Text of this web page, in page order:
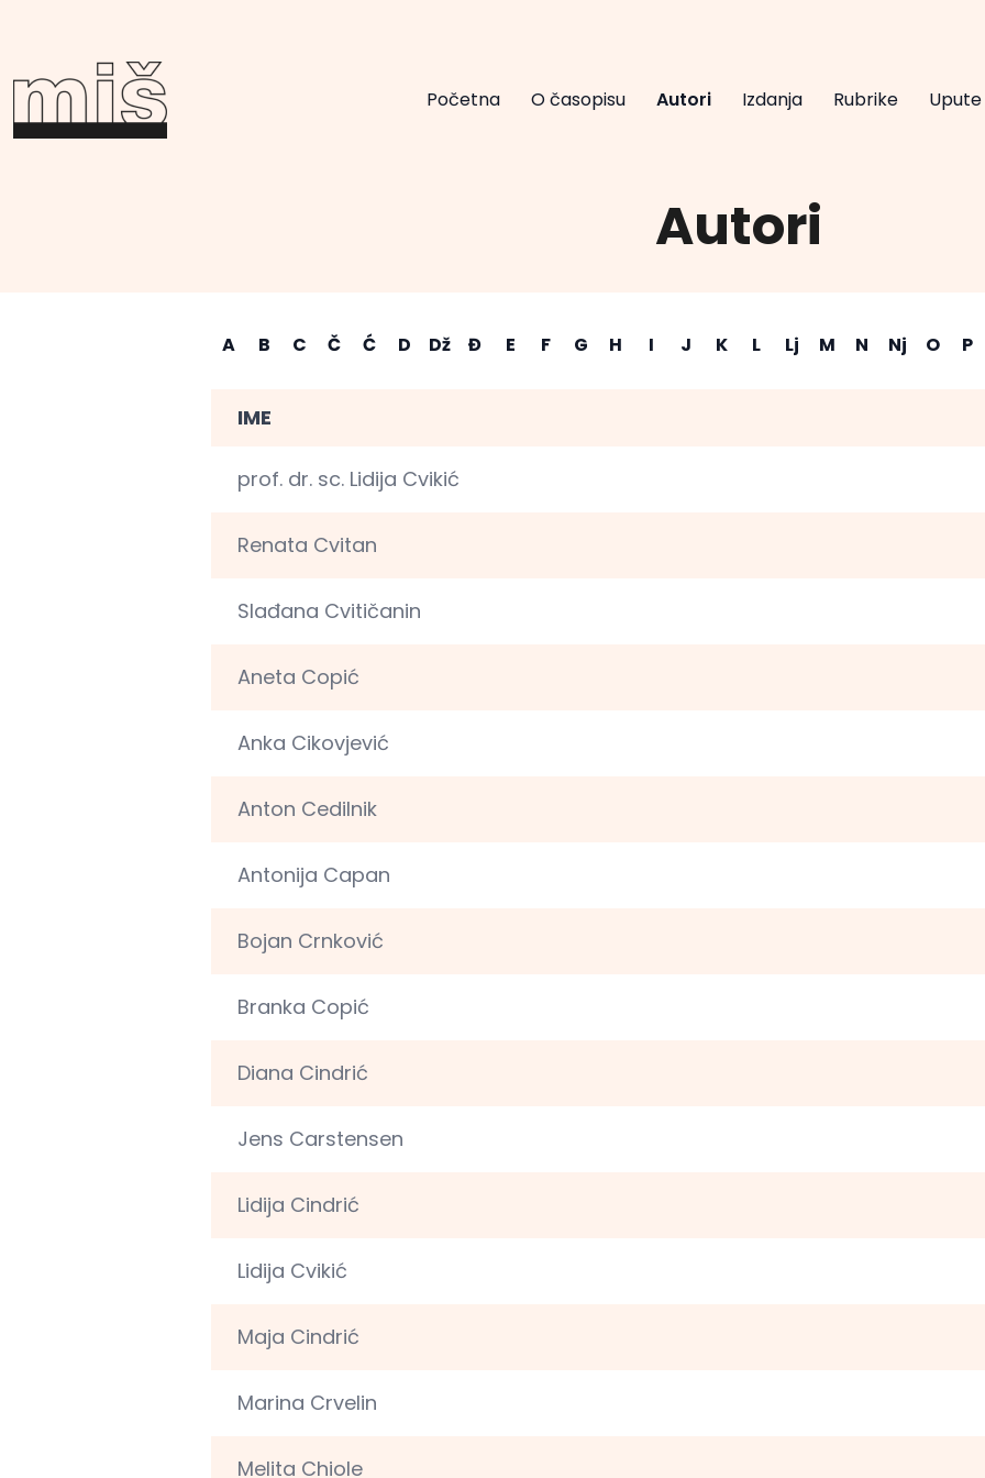
Početna O časopisu Autori Izdanja Rubrike Upute
Autori
A B C Č Ć D Dž Đ E F G H I J K L Lj M N Nj O P
IME
prof. dr. sc. Lidija Cvikić
Renata Cvitan
Slađana Cvitičanin
Aneta Copić
Anka Cikovjević
Anton Cedilnik
Antonija Capan
Bojan Crnković
Branka Copić
Diana Cindrić
Jens Carstensen
Lidija Cindrić
Lidija Cvikić
Maja Cindrić
Marina Crvelin
Melita Chiole